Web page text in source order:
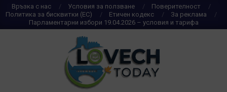
Skip
to
content
Връзка с нас Условия за ползване
Поверителност
Политика за бисквитки (ЕС)
Етичен кодекс
За реклама
Парламентарни избори 19.04.2026 – условия и тарифа